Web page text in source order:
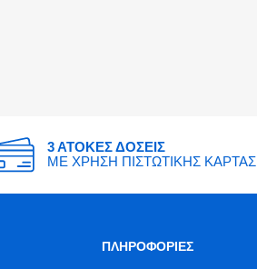
3 ΑΤΟΚΕΣ ΔΟΣΕΙΣ
ΜΕ ΧΡΗΣΗ ΠΙΣΤΩΤΙΚΗΣ ΚΑΡΤΑΣ
ΠΛΗΡΟΦΟΡΙΕΣ